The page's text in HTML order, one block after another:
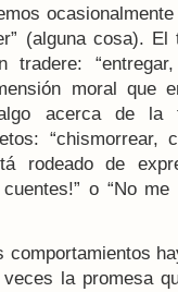
ocasio
(alguna cosa). El
moral que
acerca de la
“chismorrear,
rodeado de
o “No me
comportamientos
la promesa